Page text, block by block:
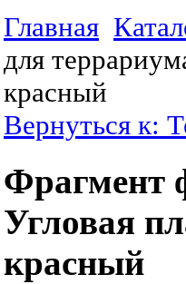
Главная
для
красный
Вернуться к:
Фрагмент
Угловая
красный